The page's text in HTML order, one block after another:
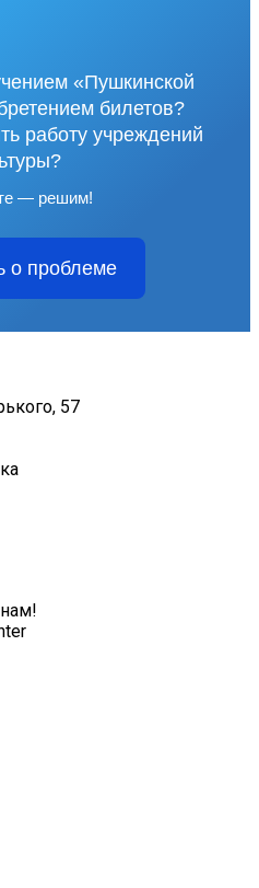
«Пушкинской
билетов?
работу учреждений
— решим!
о проблеме
57